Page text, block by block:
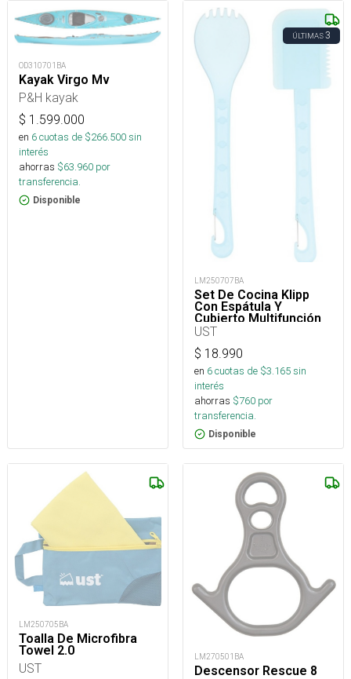
OD310701BA
Kayak Virgo Mv
P&H kayak
$ 1.599.000
en 6cuotas de $266.500sin
interés
ahorras $63.960 por
transferencia.
Disponible
ÚLTIMAS3
LM250707BA
Set De Cocina Klipp
Con Espátula Y
Cubierto Multifunción
UST
$ 18.990
en 6cuotas de $3.165sin
interés
ahorras $760 por
transferencia.
Disponible
LM250705BA
Toalla De Microfibra
Towel 2.0
UST
LM270501BA
Descensor Rescue 8